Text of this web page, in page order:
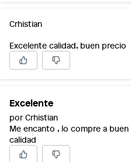
Crhistian
Excelente calidad, buen precio
Excelente
por Crhistian
Me encanto , lo compre a
calidad